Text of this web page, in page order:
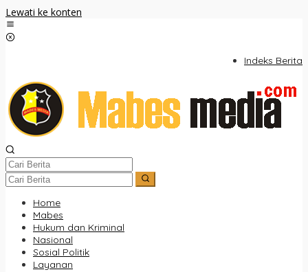
Lewati ke konten
Indeks Berita
Home
Mabes
Hukum dan Kriminal
Nasional
Sosial Politik
Layanan